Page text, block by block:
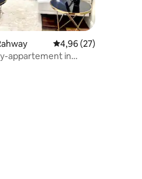
5 op 5, 93 recensies
Gemiddelde
4,96 (27)
appartement in